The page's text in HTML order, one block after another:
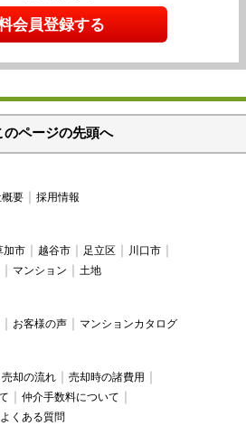
会員登録する
のページの先頭へ
要 採用情報
加市 越谷市 足立区
川口市
マンション 土地
お客様の声 マンションカタログ
売却の流れ
売却時の諸費用
仲介手数料について
よくある質問